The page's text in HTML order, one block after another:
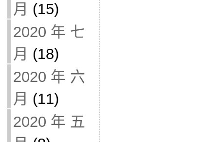
月 (15)
2020 年 七
月 (18)
2020 年 六
月 (11)
2020 年 五